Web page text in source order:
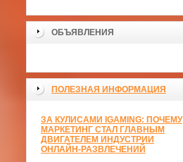
ОБЪЯВЛЕНИЯ
ПОЛЕЗНАЯ ИНФОРМАЦИЯ
ЗА КУЛИСАМИ IGAMING: ПОЧЕМУ
МАРКЕТИНГ СТАЛ ГЛАВНЫМ
ДВИГАТЕЛЕМ ИНДУСТРИИ
ОНЛАЙН-РАЗВЛЕЧЕНИЙ